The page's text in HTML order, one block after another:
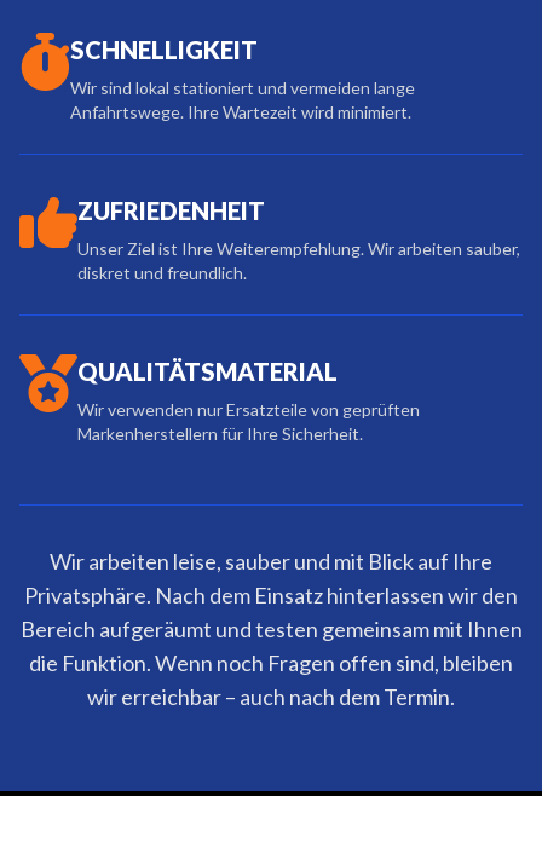
SCHNELLIGKEIT
Wir sind lokal stationiert und vermeiden lange
Anfahrtswege. Ihre Wartezeit wird minimiert.
ZUFRIEDENHEIT
Unser Ziel ist Ihre Weiterempfehlung. Wir arbeiten sauber,
diskret und freundlich.
QUALITÄTSMATERIAL
Wir verwenden nur Ersatzteile von geprüften
Markenherstellern für Ihre Sicherheit.
Wir arbeiten leise, sauber und mit Blick auf Ihre
Privatsphäre. Nach dem Einsatz hinterlassen wir den
Bereich aufgeräumt und testen gemeinsam mit Ihnen
die Funktion. Wenn noch Fragen offen sind, bleiben
wir erreichbar – auch nach dem Termin.